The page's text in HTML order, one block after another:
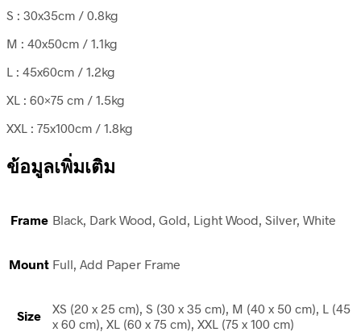
S : 30x35cm / 0.8kg
M : 40x50cm / 1.1kg
L : 45x60cm / 1.2kg
XL : 60×75 cm / 1.5kg
XXL : 75x100cm / 1.8kg
ข้อมูลเพิ่มเติม
Frame Black, Dark Wood, Gold, Light Wood, Silver, White
Mount Full, Add Paper Frame
Size
XS (20 x 25 cm), S (30 x 35 cm), M (40 x 50 cm), L (45
x 60 cm), XL (60 x 75 cm), XXL (75 x 100 cm)